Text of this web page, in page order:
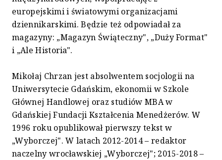
europejskimi i światowymi organizacjami
dziennikarskimi. Będzie też odpowiadał za
magazyny: „Magazyn Świąteczny", „Duży Format"
i „Ale Historia".
Mikołaj Chrzan jest absolwentem socjologii na
Uniwersytecie Gdańskim, ekonomii w Szkole
Głównej Handlowej oraz studiów MBA w
Gdańskiej Fundacji Kształcenia Menedżerów. W
1996 roku opublikował pierwszy tekst w
„Wyborczej". W latach 2012-2014 – redaktor
naczelny wrocławskiej „Wyborczej"; 2015-2018 –